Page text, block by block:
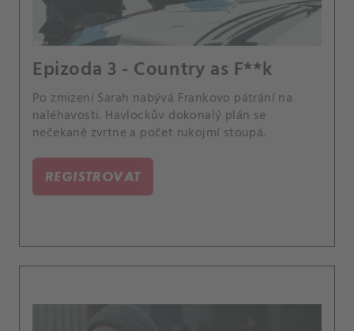
Epizoda 3 - Country as F**k
Po zmizení Sarah nabývá Frankovo pátrání na
naléhavosti. Havlockův dokonalý plán se
nečekaně zvrtne a počet rukojmí stoupá.
REGISTROVAT